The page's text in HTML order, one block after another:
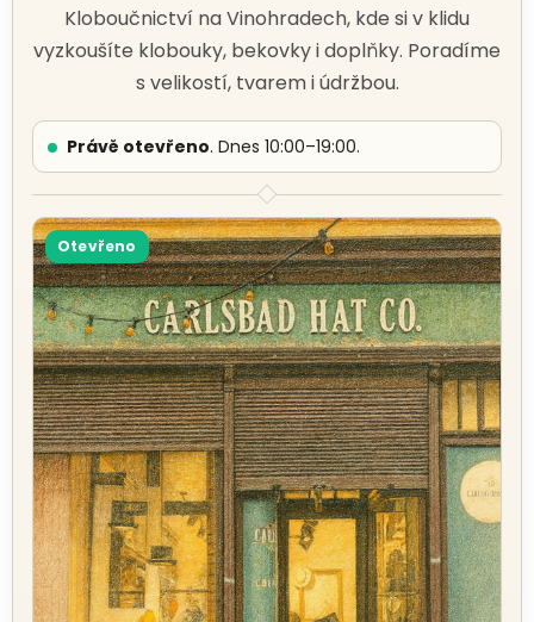
Kloboučnictví na Vinohradech, kde si v klidu
vyzkoušíte klobouky, bekovky i doplňky. Poradíme
s velikostí, tvarem i údržbou.
Právě otevřeno. Dnes 10:00–19:00.
Otevřeno